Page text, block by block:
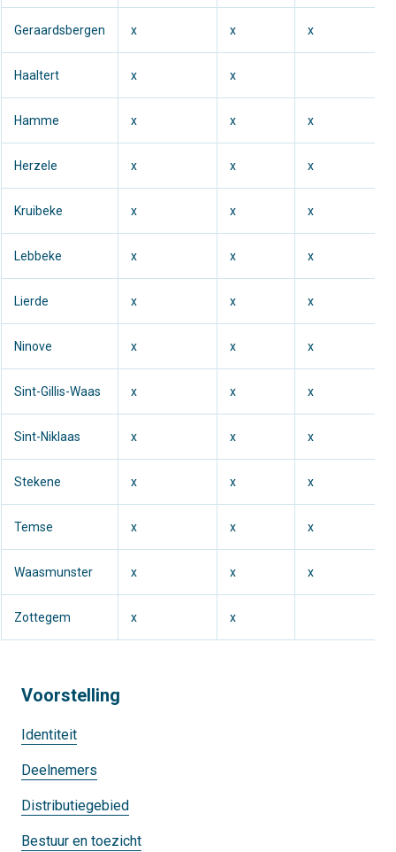
Geraardsbergen x x x
Haaltert x x
Hamme x x x
Herzele x x x
Kruibeke x x x
Lebbeke x x x
Lierde x x x
Ninove x x x
Sint-Gillis-Waas x x x
Sint-Niklaas x x x
Stekene x x x
Temse x x x
Waasmunster x x x
Zottegem x x
Voorstelling
Identiteit
Deelnemers
Distributiegebied
Bestuur en toezicht